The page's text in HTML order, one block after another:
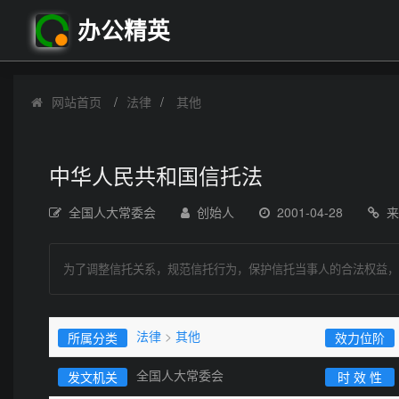
办公精英
网站首页 法律 其他
中华人民共和国信托法
全国人大常委会 创始人 2001-04-28
为了调整信托关系，规范信托行为，保护信托当事人的合法权益
所属分类 法律 > 其他 效力位阶
发文机关 全国人大常委会 时 效 性